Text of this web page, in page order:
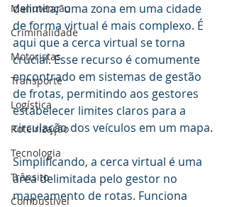
Manutenção
Criminalidade
Motoristas
Transporte
Logística
Roteirização
Tecnologia
Trânsito
Combustível
delimitar uma zona em uma cidade
de forma virtual é mais complexo. É
aqui que a cerca virtual se torna
crucial. Esse recurso é comumente
encontrado em sistemas de gestão
de frotas, permitindo aos gestores
estabelecer limites claros para a
circulação dos veículos em um mapa.
Simplificando, a cerca virtual é uma
área delimitada pelo gestor no
mapeamento de rotas. Funciona